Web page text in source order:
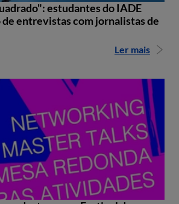
estudantes do IADE
entrevistas com jornalistas de
Ler mais